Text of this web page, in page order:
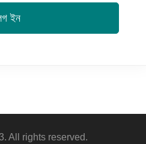
ইন
All rights reserved.